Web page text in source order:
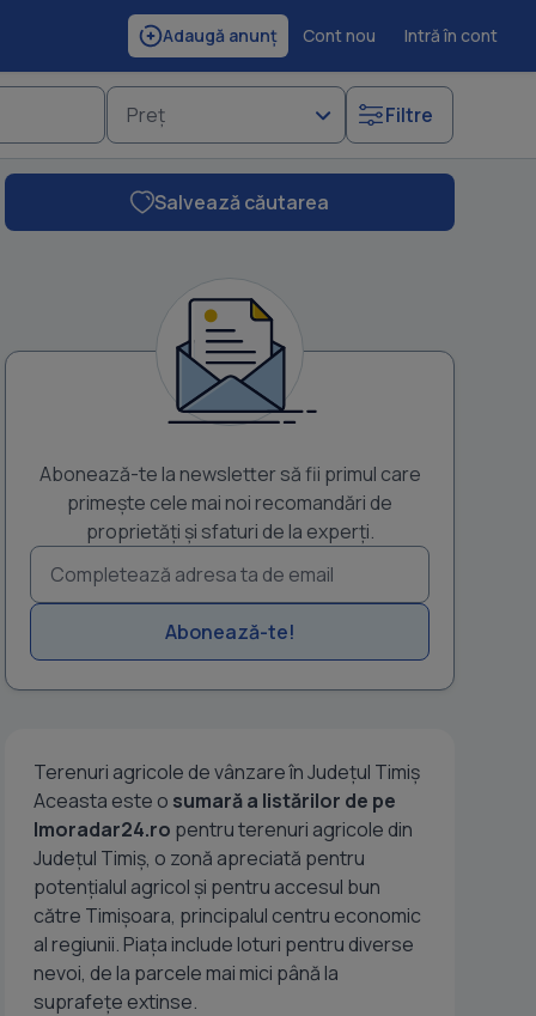
Adaugă anunț Cont nou Intră în cont
Preț Filtre
IM Imobiliare ofera spre vanzare 3 parcele de teren extravilan in
Suprafata totala a terenurilor este de 15ha. Fronturi
Salvează căutarea
Abonează-te la newsletter să fii primul care
primește cele mai noi recomandări de
proprietăți și sfaturi de la experți.
Abonează-te!
Terenuri agricole de vânzare în Județul Timiș
Aceasta este o sumară a listărilor de pe
Imoradar24.ro pentru terenuri agricole din
Județul Timiș, o zonă apreciată pentru
potențialul agricol și pentru accesul bun
către Timișoara, principalul centru economic
al regiunii. Piața include loturi pentru diverse
nevoi, de la parcele mai mici până la
suprafețe extinse.